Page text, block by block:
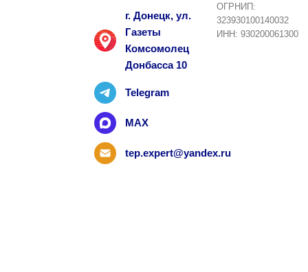
г. Донецк, ул.
Газеты
Комсомолец
Донбасса 10
Telegram
MAX
tep.expert@yandex.ru
ОГРНИП:
323930100140032
ИНН: 930200061300